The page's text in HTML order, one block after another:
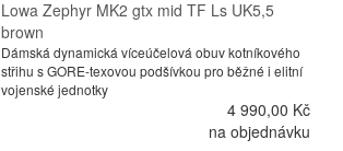
Lowa Zephyr MK2 gtx mid TF Ls UK5,5
brown
Dámská dynamická víceúčelová obuv kotníkového
střihu s GORE-texovou podšívkou pro běžné i elitní
vojenské jednotky
4 990,00 Kč
na objednávku